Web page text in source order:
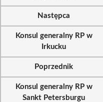
Następca
Konsul generalny RP w
Irkucku
Poprzednik
Konsul generalny RP w
Sankt Petersburgu